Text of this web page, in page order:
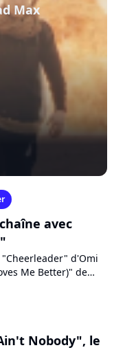
Max
avec
d'Omi
Me Better)" de
Jaehn enchaîne
Nobody", le